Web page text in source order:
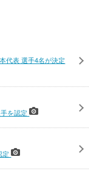
代表 選手4名が決定
手を認定
定